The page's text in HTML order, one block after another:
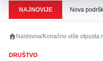
NAJNOVIJE Nova
Naslovna/Konačno više otpusta
DRUŠTVO